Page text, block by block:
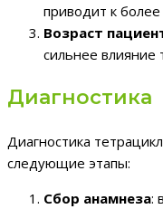
приводит к
Возраст
сильнее влияние
Диагностика
Диагностика
следующие этапы:
Сбор анамнеза: